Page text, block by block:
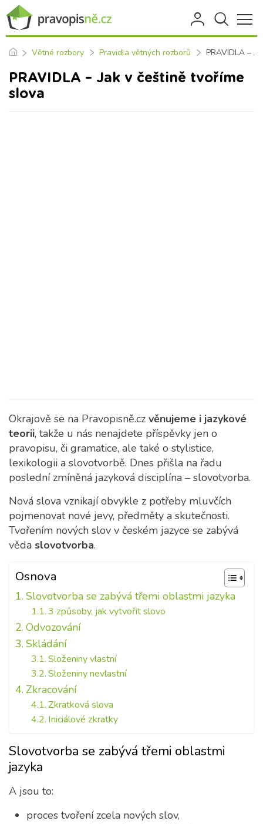
Větné rozbory Pravidla větných rozborů PRAVIDLA –
PRAVIDLA – Jak v češtině tvoříme
slova
Okrajově se na Pravopisně.cz věnujeme i jazykové
teorii, takže u nás nenajdete příspěvky jen o
pravopisu, či gramatice, ale také o stylistice,
lexikologii a slovotvorbě. Dnes přišla na řadu
poslední zmíněná jazyková disciplína – slovotvorba.
Nová slova vznikají obvykle z potřeby mluvčích
pojmenovat nové jevy, předměty a skutečnosti.
Tvořením nových slov v českém jazyce se zabývá
věda slovotvorba.
Osnova
Slovotvorba se zabývá třemi oblastmi jazyka
3 způsoby, jak vytvořit slovo
Odvozování
Skládání
Složeniny vlastní
Složeniny nevlastní
Zkracování
Zkratková slova
Iniciálové zkratky
Slovotvorba se zabývá třemi oblastmi
jazyka
A jsou to:
proces tvoření zcela nových slov,